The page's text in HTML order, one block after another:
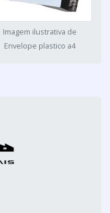
Imagem ilustrativa de
Envelope plastico a4